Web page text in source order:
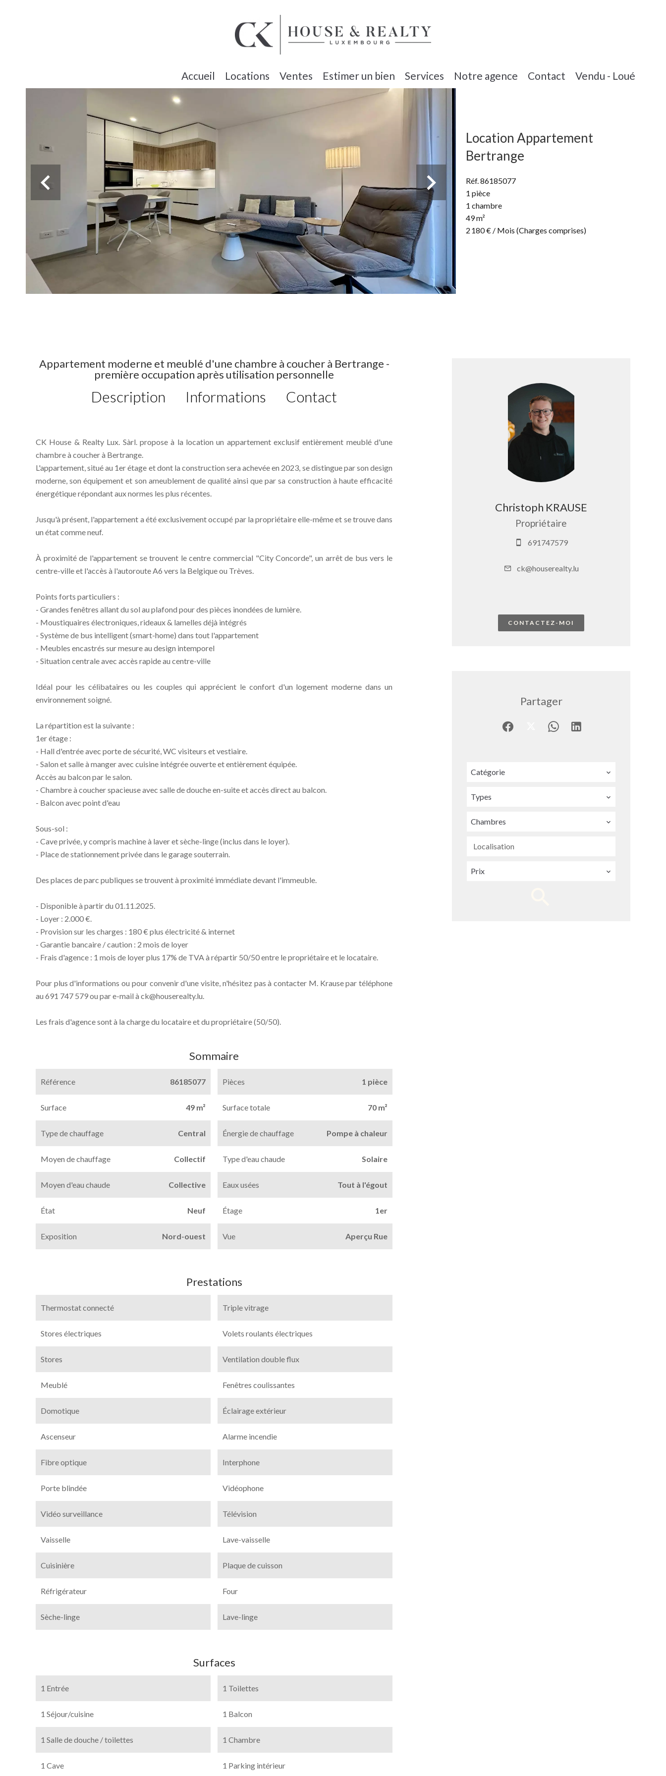
Accueil Locations Ventes Estimer un bien Services Notre agence Contact Vendu - Loué
Location Appartement
Bertrange
Réf. 86185077
1 pièce
1 chambre
49 m²
2 180 € / Mois (Charges comprises)
Appartement moderne et meublé d'une chambre à coucher à Bertrange -
première occupation après utilisation personnelle
Description Informations Contact
CK House & Realty Lux. Sàrl. propose à la location un appartement exclusif entièrement meublé d'une
chambre à coucher à Bertrange.
L'appartement, situé au 1er étage et dont la construction sera achevée en 2023, se distingue par son design
moderne, son équipement et son ameublement de qualité ainsi que par sa construction à haute efficacité
énergétique répondant aux normes les plus récentes.
Jusqu'à présent, l'appartement a été exclusivement occupé par la propriétaire elle-même et se trouve dans
un état comme neuf.
À proximité de l'appartement se trouvent le centre commercial "City Concorde", un arrêt de bus vers le
centre-ville et l'accès à l'autoroute A6 vers la Belgique ou Trèves.
Points forts particuliers :
- Grandes fenêtres allant du sol au plafond pour des pièces inondées de lumière.
- Moustiquaires électroniques, rideaux & lamelles déjà intégrés
- Système de bus intelligent (smart-home) dans tout l'appartement
- Meubles encastrés sur mesure au design intemporel
- Situation centrale avec accès rapide au centre-ville
Idéal pour les célibataires ou les couples qui apprécient le confort d'un logement moderne dans un
environnement soigné.
La répartition est la suivante :
1er étage :
- Hall d'entrée avec porte de sécurité, WC visiteurs et vestiaire.
- Salon et salle à manger avec cuisine intégrée ouverte et entièrement équipée.
Accès au balcon par le salon.
- Chambre à coucher spacieuse avec salle de douche en-suite et accès direct au balcon.
- Balcon avec point d'eau
Sous-sol :
- Cave privée, y compris machine à laver et sèche-linge (inclus dans le loyer).
- Place de stationnement privée dans le garage souterrain.
Des places de parc publiques se trouvent à proximité immédiate devant l'immeuble.
- Disponible à partir du 01.11.2025.
- Loyer : 2.000 €.
- Provision sur les charges : 180 € plus électricité & internet
- Garantie bancaire / caution : 2 mois de loyer
- Frais d'agence : 1 mois de loyer plus 17% de TVA à répartir 50/50 entre le propriétaire et le locataire.
Pour plus d'informations ou pour convenir d'une visite, n'hésitez pas à contacter M. Krause par téléphone
au 691 747 579 ou par e-mail à ck@houserealty.lu.
Les frais d'agence sont à la charge du locataire et du propriétaire (50/50).
Sommaire
Référence 86185077 Pièces 1 pièce
Surface 49 m² Surface totale 70 m²
Type de chauffage Central Énergie de chauffage Pompe à chaleur
Moyen de chauffage Collectif Type d'eau chaude Solaire
Moyen d'eau chaude Collective Eaux usées Tout à l'égout
État Neuf Étage 1er
Exposition Nord-ouest Vue Aperçu Rue
Prestations
Thermostat connecté Triple vitrage
Stores électriques Volets roulants électriques
Stores Ventilation double flux
Meublé Fenêtres coulissantes
Domotique Éclairage extérieur
Ascenseur Alarme incendie
Fibre optique Interphone
Porte blindée Vidéophone
Vidéo surveillance Télévision
Vaisselle Lave-vaisselle
Cuisinière Plaque de cuisson
Réfrigérateur Four
Sèche-linge Lave-linge
Surfaces
1 Entrée 1 Toilettes
1 Séjour/cuisine 1 Balcon
1 Salle de douche / toilettes 1 Chambre
1 Cave 1 Parking intérieur
Christoph KRAUSE
Propriétaire
691747579
ck@houserealty.lu
CONTACTEZ-MOI
Partager
Catégorie
Types
Chambres
Localisation
Prix